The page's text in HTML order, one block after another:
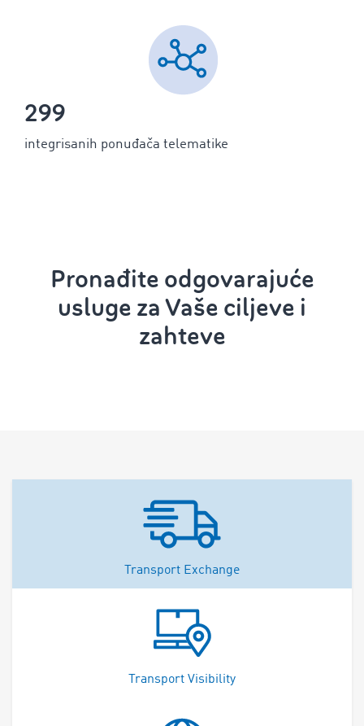
299
integrisanih ponuđača telematike
Pronađite odgovarajuće
usluge za Vaše ciljeve i
zahteve
Transport Exchange
Transport Visibility